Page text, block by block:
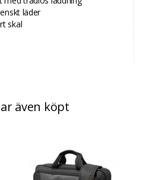
läder
skal
även köpt